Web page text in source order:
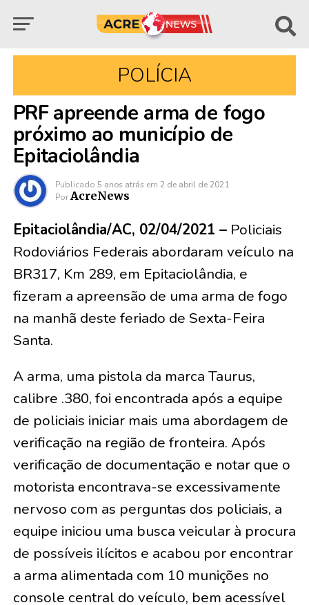
POLÍCIA
PRF apreende arma de fogo
próximo ao município de
Epitaciolândia
Publicado 5 anos atrás em 2 de abril de 2021
Por AcreNews
Epitaciolândia/AC, 02/04/2021 –Policiais
Rodoviários Federais abordaram veículo na
BR317, Km 289, em Epitaciolândia, e
fizeram a apreensão de uma arma de fogo
na manhã deste feriado de Sexta-Feira
Santa.
A arma, uma pistola da marca Taurus,
calibre .380, foi encontrada após a equipe
de policiais iniciar mais uma abordagem de
verificação na região de fronteira. Após
verificação de documentação e notar que o
motorista encontrava-se excessivamente
nervoso com as perguntas dos policiais, a
equipe iniciou uma busca veicular à procura
de possíveis ilícitos e acabou por encontrar
a arma alimentada com 10 munições no
console central do veículo, bem acessível